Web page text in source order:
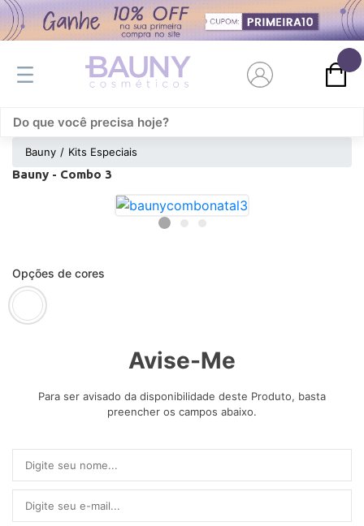
Bauny Kits Especiais
Bauny - Combo 3
Opções de cores
Avise-Me
Para ser avisado da disponibilidade deste Produto, basta
preencher os campos abaixo.